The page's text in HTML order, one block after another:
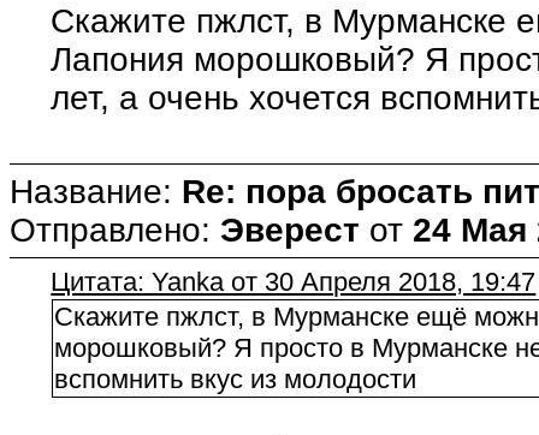
Скажите пжлст, в Мурманске
Лапония морошковый? Я
лет, а очень хочется
Название: Re: пора бросать
Отправлено: Эверест от 24 Мая
Цитата: Yanka от 30 Апреля 2018, 19:47
Скажите пжлст, в Мурманске ещё
морошковый? Я просто в Мурманске
вспомнить вкус из молодости